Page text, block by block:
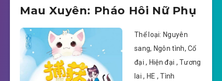
Mau Xuyên: Pháo Hôi Nữ Phụ
Thể loại: Nguyên
sang, Ngôn tình, Cổ
đại , Hiện đại , Tương
lai , HE , Tình